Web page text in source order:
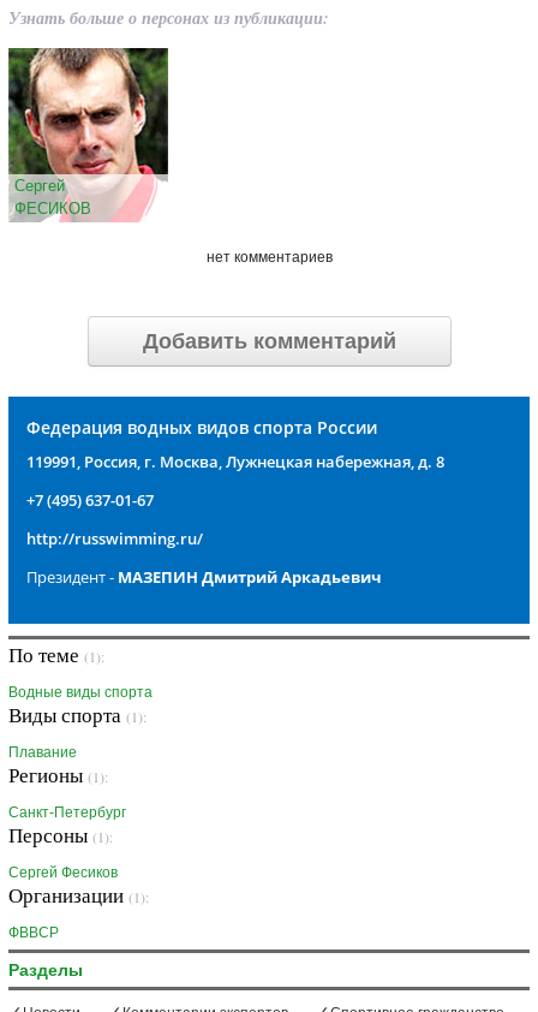
Узнать больше о персонах из публикации:
Сергей
ФЕСИКОВ
нет комментариев
Добавить комментарий
Федерация водных видов спорта России
119991, Россия, г. Москва, Лужнецкая набережная, д. 8
+7 (495) 637-01-67
http://russwimming.ru/
Президент - МАЗЕПИН Дмитрий Аркадьевич
По теме (1):
Водные виды спорта
Виды спорта (1):
Плавание
Регионы (1):
Санкт-Петербург
Персоны (1):
Сергей Фесиков
Организации (1):
ФВВСР
Разделы